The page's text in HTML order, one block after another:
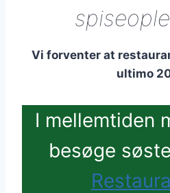
Vi forventer at
ultimo
I mellemtiden
besøge